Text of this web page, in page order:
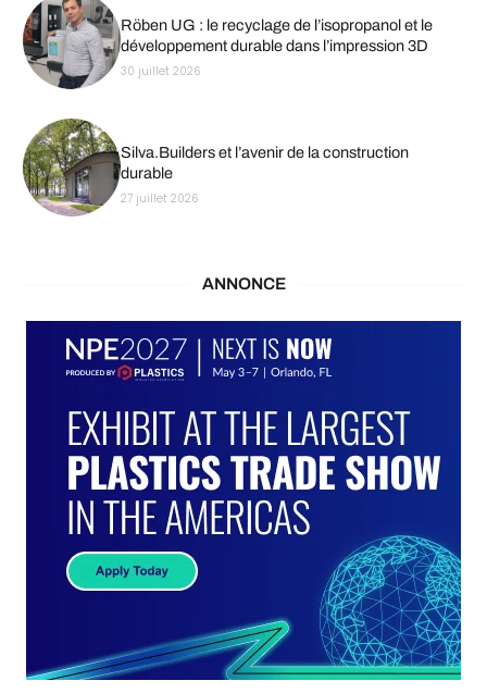
Röben UG : le recyclage de l’isopropanol et le
développement durable dans l’impression 3D
30 juillet 2026
Silva.Builders et l’avenir de la construction
durable
27 juillet 2026
ANNONCE